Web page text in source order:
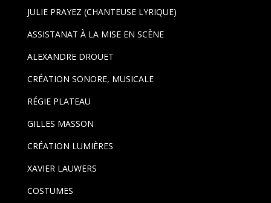
JULIE PRAYEZ (CHANTEUSE LYRIQUE)
ASSISTANAT À LA MISE EN SCÈNE
ALEXANDRE DROUET
CRÉATION SONORE, MUSICALE
RÉGIE PLATEAU
GILLES MASSON
CRÉATION LUMIÈRES
XAVIER LAUWERS
COSTUMES